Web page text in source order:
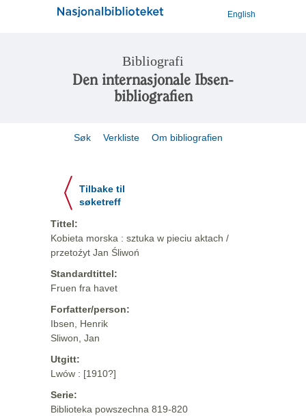
English
Bibliografi
Den internasjonale Ibsen-
bibliografien
Søk Verkliste Om bibliografien
Tilbake til
søketreff
Tittel:
Kobieta morska : sztuka w pieciu aktach /
przetoźyt Jan Śliwoń
Standardtittel:
Fruen fra havet
Forfatter/person:
Ibsen, Henrik
Sliwon, Jan
Utgitt:
Lwów : [1910?]
Serie:
Biblioteka powszechna 819-820